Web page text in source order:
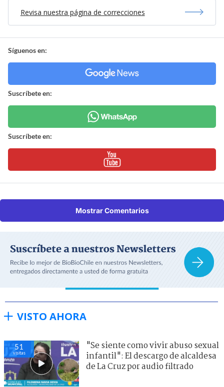
Revisa nuestra página de correcciones
Síguenos en:
Suscríbete en:
Suscríbete en:
Mostrar Comentarios
VISTO AHORA
51
visitas
"Se siente como vivir abuso sexual
infantil": El descargo de alcaldesa
de La Cruz por audio filtrado